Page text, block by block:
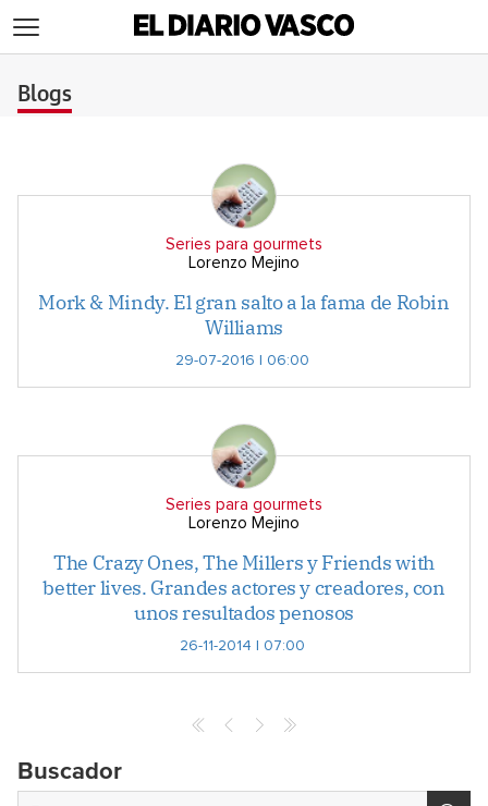
Blogs
Series para gourmets
Lorenzo Mejino
Mork & Mindy. El gran salto a la fama de Robin
Williams
29-07-2016 | 06:00
Series para gourmets
Lorenzo Mejino
The Crazy Ones, The Millers y Friends with
better lives. Grandes actores y creadores, con
unos resultados penosos
26-11-2014 | 07:00
Buscador